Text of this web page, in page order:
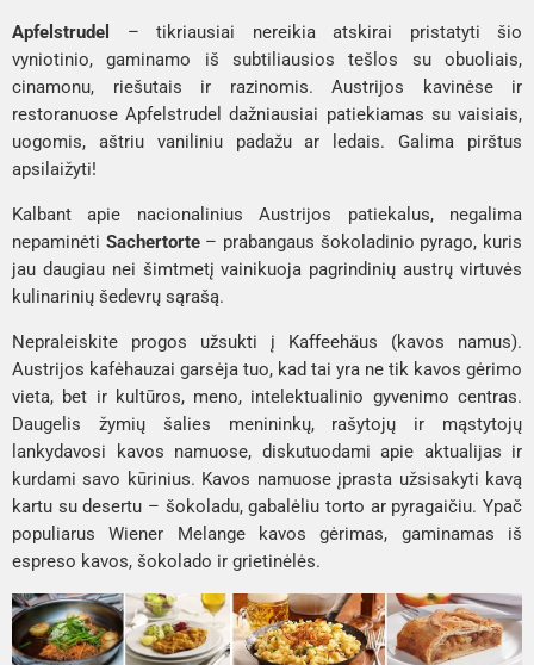
Apfelstrudel – tikriausiai nereikia atskirai pristatyti šio
vyniotinio, gaminamo iš subtiliausios tešlos su obuoliais,
cinamonu, riešutais ir razinomis. Austrijos kavinėse ir
restoranuose Apfelstrudel dažniausiai patiekiamas su vaisiais,
uogomis, aštriu vaniliniu padažu ar ledais. Galima pirštus
apsilaižyti!
Kalbant apie nacionalinius Austrijos patiekalus, negalima
nepaminėti Sachertorte – prabangaus šokoladinio pyrago, kuris
jau daugiau nei šimtmetį vainikuoja pagrindinių austrų virtuvės
kulinarinių šedevrų sąrašą.
Nepraleiskite progos užsukti į Kaffeehäus (kavos namus).
Austrijos kafėhauzai garsėja tuo, kad tai yra ne tik kavos gėrimo
vieta, bet ir kultūros, meno, intelektualinio gyvenimo centras.
Daugelis žymių šalies menininkų, rašytojų ir mąstytojų
lankydavosi kavos namuose, diskutuodami apie aktualijas ir
kurdami savo kūrinius. Kavos namuose įprasta užsisakyti kavą
kartu su desertu – šokoladu, gabalėliu torto ar pyragaičiu. Ypač
populiarusWiener Melangekavos gėrimas, gaminamas iš
espreso kavos, šokolado ir grietinėlės.